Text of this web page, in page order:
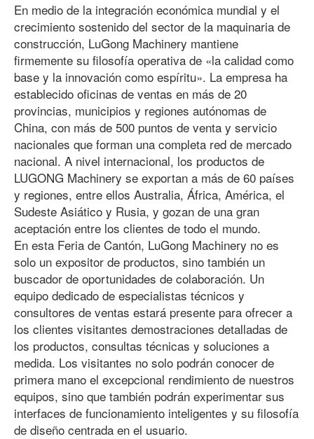
En medio de la integración económica mundial y el
crecimiento sostenido del sector de la maquinaria de
construcción, LuGong Machinery mantiene
firmemente su filosofía operativa de «la calidad como
base y la innovación como espíritu». La empresa ha
establecido oficinas de ventas en más de 20
provincias, municipios y regiones autónomas de
China, con más de 500 puntos de venta y servicio
nacionales que forman una completa red de mercado
nacional. A nivel internacional, los productos de
LUGONG Machinery se exportan a más de 60 países
y regiones, entre ellos Australia, África, América, el
Sudeste Asiático y Rusia, y gozan de una gran
aceptación entre los clientes de todo el mundo.
En esta Feria de Cantón, LuGong Machinery no es
solo un expositor de productos, sino también un
buscador de oportunidades de colaboración. Un
equipo dedicado de especialistas técnicos y
consultores de ventas estará presente para ofrecer a
los clientes visitantes demostraciones detalladas de
los productos, consultas técnicas y soluciones a
medida. Los visitantes no solo podrán conocer de
primera mano el excepcional rendimiento de nuestros
equipos, sino que también podrán experimentar sus
interfaces de funcionamiento inteligentes y su filosofía
de diseño centrada en el usuario.